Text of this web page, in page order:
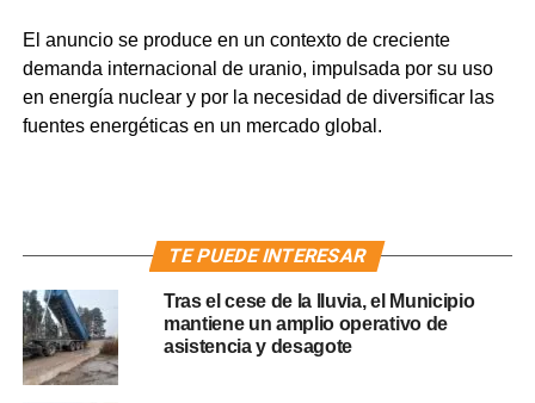
El anuncio se produce en un contexto de creciente
demanda internacional de uranio, impulsada por su uso
en energía nuclear y por la necesidad de diversificar las
fuentes energéticas en un mercado global.
TE PUEDE INTERESAR
Tras el cese de la lluvia, el Municipio
mantiene un amplio operativo de
asistencia y desagote